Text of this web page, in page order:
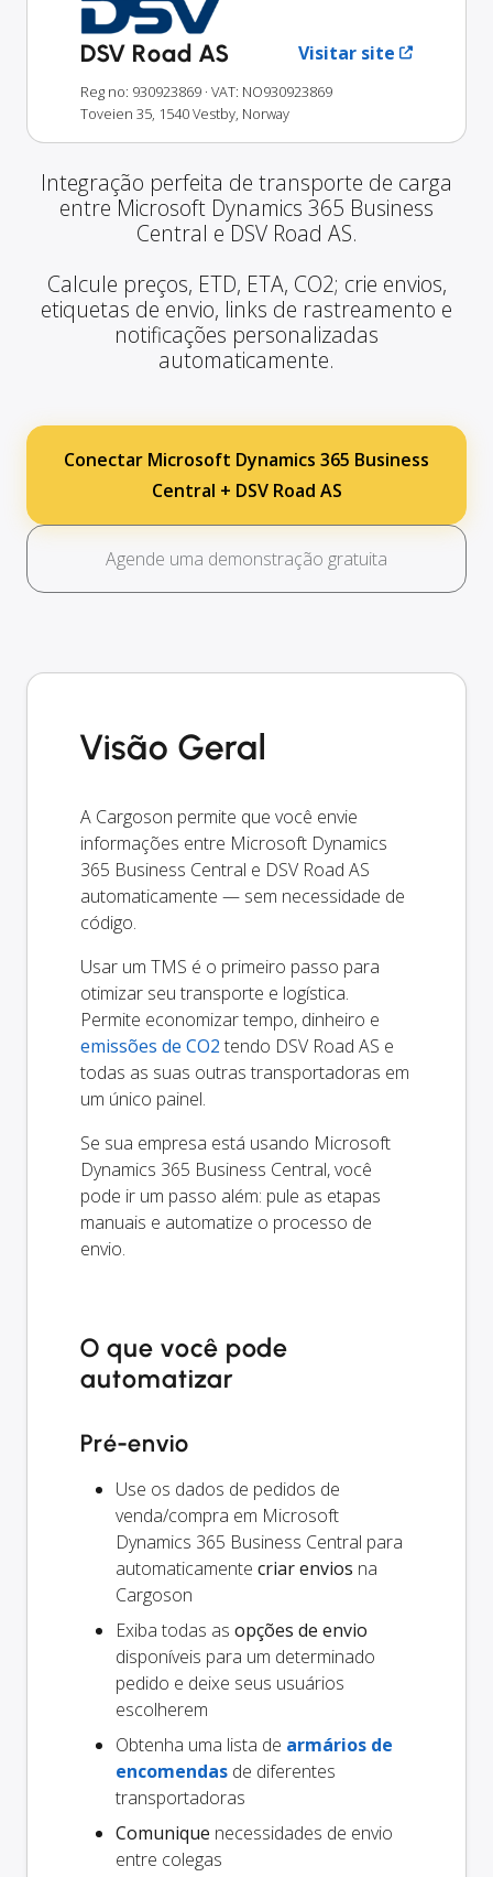
DSV Road AS Visitar site
Reg no: 930923869 · VAT: NO930923869
Toveien 35, 1540 Vestby, Norway
Integração perfeita de transporte de carga
entre Microsoft Dynamics 365 Business
Central e DSV Road AS.
Calcule preços, ETD, ETA, CO2; crie envios,
etiquetas de envio, links de rastreamento e
notificações personalizadas
automaticamente.
Conectar Microsoft Dynamics 365 Business
Central + DSV Road AS
Agende uma demonstração gratuita
Visão Geral
A Cargoson permite que você envie
informações entre Microsoft Dynamics
365 Business Central e DSV Road AS
automaticamente — sem necessidade de
código.
Usar um TMS é o primeiro passo para
otimizar seu transporte e logística.
Permite economizar tempo, dinheiro e
emissões de CO2 tendo DSV Road AS e
todas as suas outras transportadoras em
um único painel.
Se sua empresa está usando Microsoft
Dynamics 365 Business Central, você
pode ir um passo além: pule as etapas
manuais e automatize o processo de
envio.
O que você pode
automatizar
Pré-envio
Use os dados de pedidos de
venda/compra em Microsoft
Dynamics 365 Business Central para
automaticamente criar envios na
Cargoson
Exiba todas as opções de envio
disponíveis para um determinado
pedido e deixe seus usuários
escolherem
Obtenha uma lista de armários de
encomendas de diferentes
transportadoras
Comunique necessidades de envio
entre colegas